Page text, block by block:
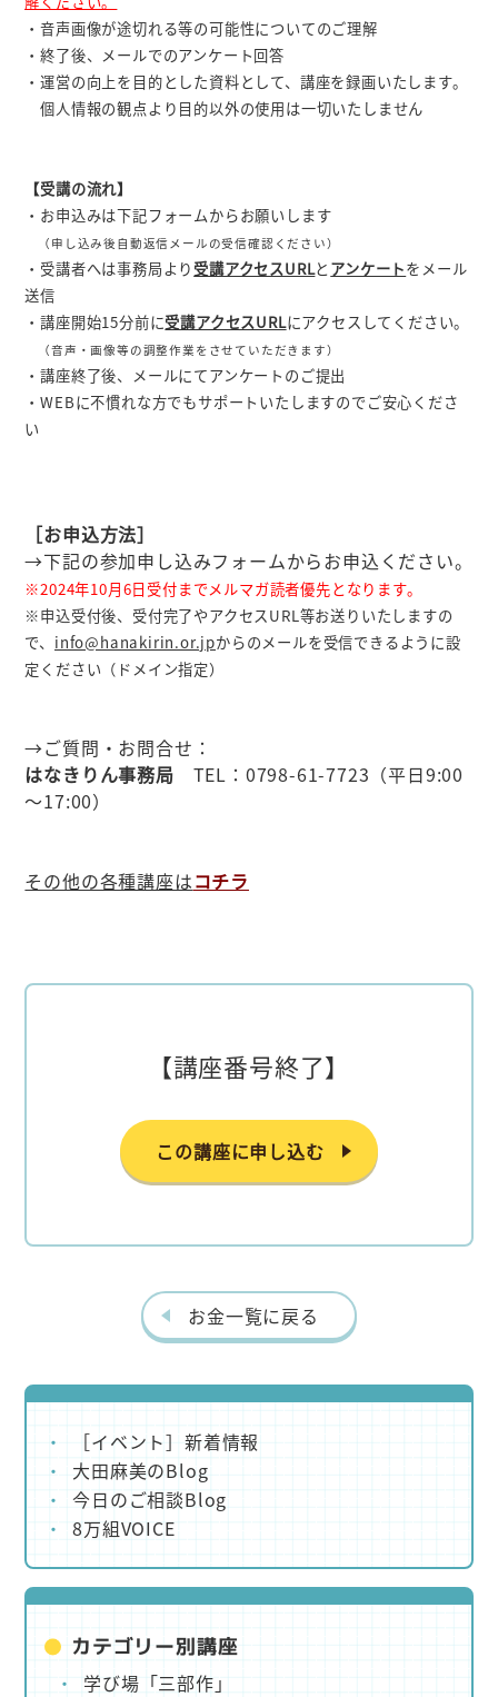
・音声画像が途切れる等の可能性についてのご理解
・終了後、メールでのアンケート回答
・運営の向上を目的とした資料として、講座を録画いたします。
個人情報の観点より目的以外の使用は一切いたしません
【受講の流れ】
・お申込みは下記フォームからお願いします
（申し込み後自動返信メールの受信確認ください）
・受講者へは事務局より 受講アクセスURLと アンケートをメール
送信
・講座開始15分前に受講アクセスURLにアクセスしてください。
（音声・画像等の調整作業をさせていただきます）
・講座終了後、メールにてアンケートのご提出
・WEBに不慣れな方でもサポートいたしますのでご安心くださ
い
［お申込方法］
→下記の参加申し込みフォームからお申込ください。
※2024年10月6日受付までメルマガ読者優先となります。
※申込受付後、受付完了やアクセスURL等お送りいたしますの
で、 info@hanakirin.or.jpからのメールを受信できるように設
定ください（ドメイン指定）
→ご質問・お問合せ：
はなきりん事務局 TEL：0798-61-7723（平日9:00
～17:00）
その他の各種講座はコチラ
【講座番号終了】
この講座に申し込む
お金一覧に戻る
［イベント］新着情報
大田麻美のBlog
今日のご相談Blog
8万組VOICE
カテゴリー別講座
学び場「三部作」